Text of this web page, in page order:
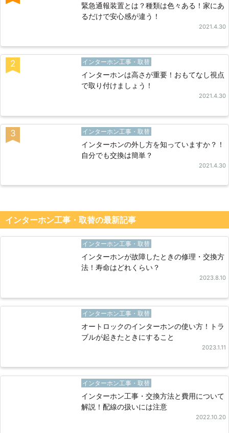
緊急通報装置とは？種類は色々ある！家にあ
るだけで安心感が違う！
2021.4.30
2 インターホン工事・取替
インターホンは高さが重要！おもてなし視点
で取り付けましょう！
2021.4.30
3 インターホン工事・取替
インターホンの外し方を知っていますか？！
自分でも交換は簡単？
2021.4.30
インターホン工事・取替の最新記事
インターホン工事・取替
インターホンが故障したときの修理・交換方
法！寿命はどれくらい？
2023.8.10
インターホン工事・取替
オートロックのインターホンの使い方！トラ
ブルが起きたときにすること
2023.1.11
インターホン工事・取替
インターホン工事・交換方法と費用について
解説！配線の扱いには注意
2022.10.20